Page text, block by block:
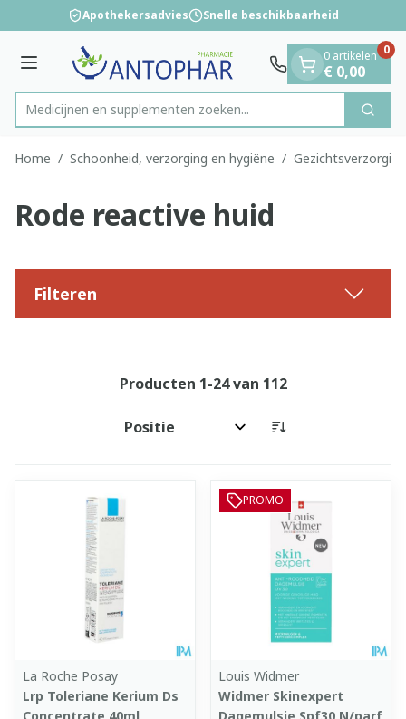
Ga naar de inhoud
1 van 1 Apothekersadvies Snelle beschikbaarheid
Menu
Product, merk, categorie...
Medicijnen en supplementen zoeken.. Zoek
0 artikelen
€ 0,00
0
Home / Schoonheid, verzorging en hygiëne / Gezichtsverzorging
Rode reactive huid
Filteren
Producten 1-24van 112
Sorteer op:
La Roche Posay
Lrp Toleriane Kerium Ds
PROMO
Louis Widmer
Widmer Skinexpert